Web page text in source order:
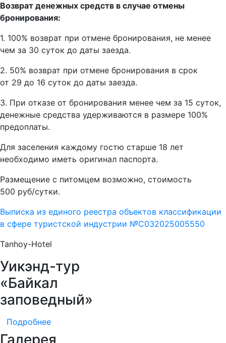
Возврат денежных средств в случае отмены
бронирования:
1. 100% возврат при отмене бронирования, не менее
чем за 30 суток до даты заезда.
2. 50% возврат при отмене бронирования в срок
от 29 до 16 суток до даты заезда.
3. При отказе от бронирования менее чем за 15 суток,
денежные средства удерживаются в размере 100%
предоплаты.
Для заселения каждому гостю старше 18 лет
необходимо иметь оригинал паспорта.
Размещение с питомцем возможно, стоимость
500 руб/сутки.
Выписка из единого реестра объектов классификации
в сфере туристской индустрии №С032025005550
Tanhoy-Hotel
Уикэнд-тур
«Байкал
заповедный»
Подробнее
Галерея